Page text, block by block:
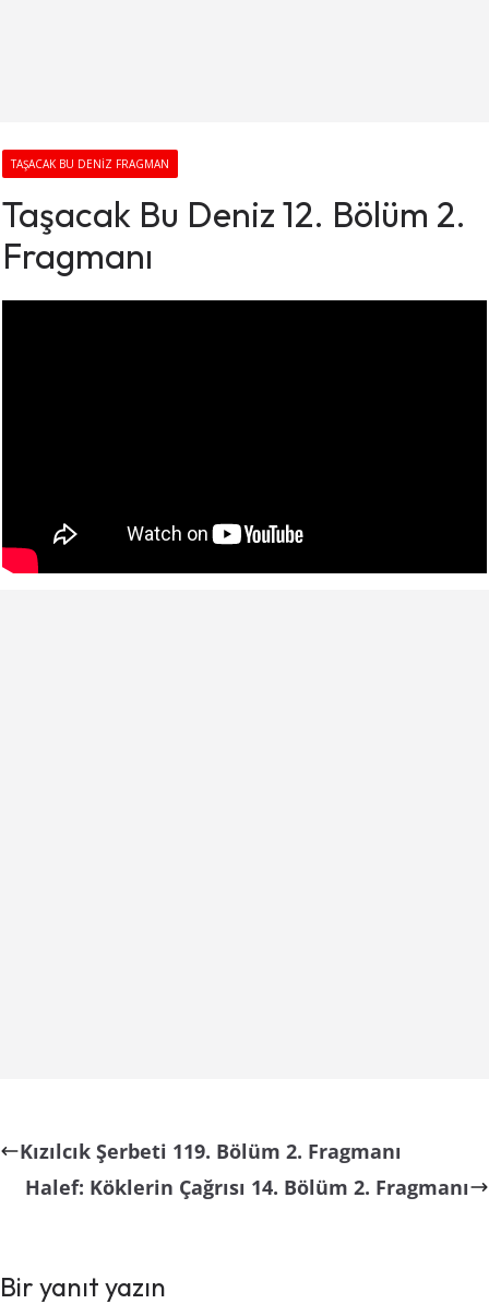
TAŞACAK BU DENIZ FRAGMAN
Taşacak Bu Deniz 12. Bölüm 2.
Fragmanı
Kızılcık Şerbeti 119. Bölüm 2. Fragmanı
Halef: Köklerin Çağrısı 14. Bölüm 2. Fragmanı
Bir yanıt yazın